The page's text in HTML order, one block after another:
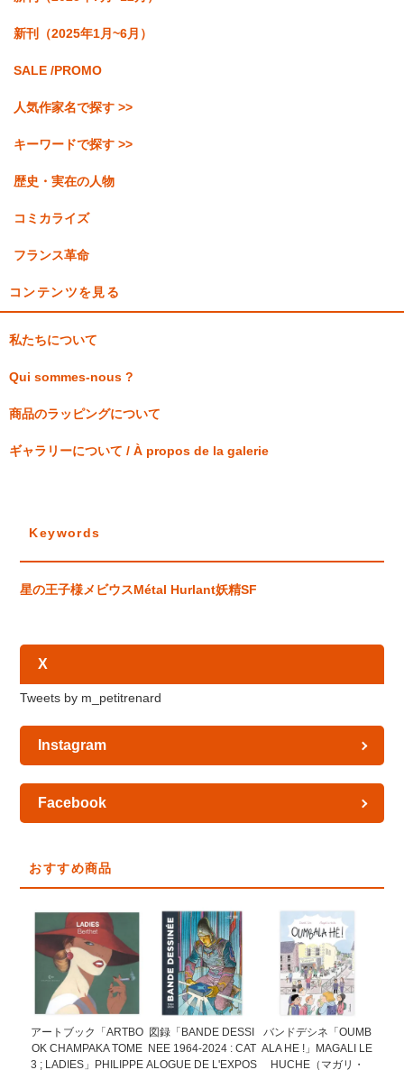
新刊（2025年1月~6月）
SALE /PROMO
人気作家名で探す >>
キーワードで探す >>
歴史・実在の人物
コミカライズ
フランス革命
コンテンツを見る
私たちについて
Qui sommes-nous ?
商品のラッピングについて
ギャラリーについて / À propos de la galerie
Keywords
星の王子様メビウスMétal Hurlant妖精SF
X
Tweets by m_petitrenard
Instagram
Facebook
おすすめ商品
アートブック「ARTBO
OK CHAMPAKA TOME
3 ; LADIES」PHILIPPE
図録「BANDE DESSI
NEE 1964-2024 : CAT
ALOGUE DE L'EXPOS
バンドデシネ「OUMB
ALA HE !」MAGALI LE
HUCHE（マガリ・